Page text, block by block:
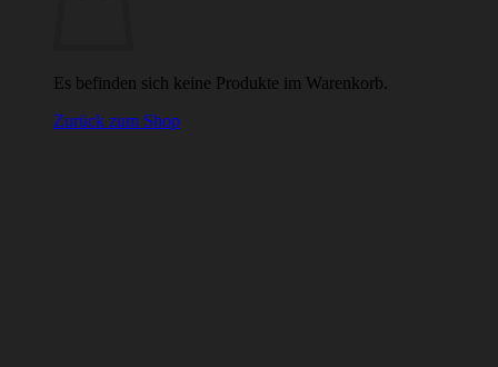
Es befinden sich keine Produkte im Warenkorb.
Zurück zum Shop